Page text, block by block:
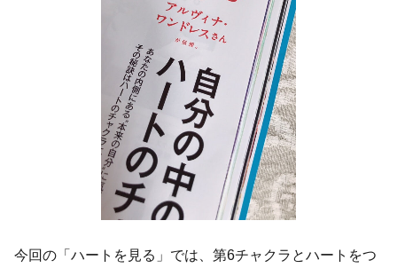
今回の「ハートを見る」では、第6チャクラとハートをつ